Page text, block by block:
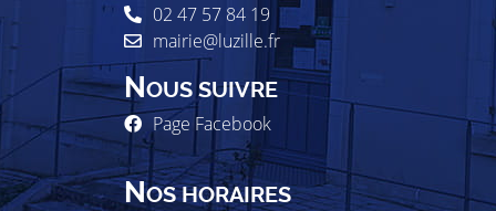
02 47 57 84 19
mairie@luzille.fr
NOUS SUIVRE
Page Facebook
NOS HORAIRES